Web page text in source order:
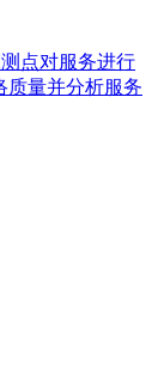
点对服务进行
质量并分析服务